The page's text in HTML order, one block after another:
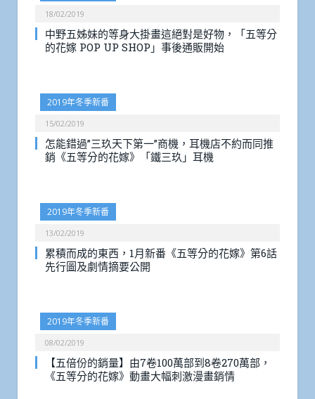
18/02/2019
中野五姊妹的等身大掛畫這絕對是好物，「五等分
的花嫁 POP UP SHOP」事後通販開始
2019年冬季新番
15/02/2019
怎能錯過”三玖天下第一”商機，耳機店不約而同推
銷《五等分的花嫁》「鐵三玖」耳機
2019年冬季新番
13/02/2019
累積而成的東西，1月新番《五等分的花嫁》第6話
先行圖及劇情摘要公開
2019年冬季新番
08/02/2019
【五倍份的銷量】由7卷100萬部到8卷270萬部，
《五等分的花嫁》動畫大幅刺激漫畫銷情